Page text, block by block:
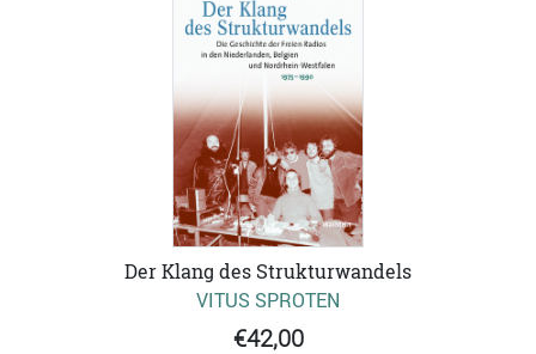
Der Klang des Strukturwandels
VITUS SPROTEN
€42,00